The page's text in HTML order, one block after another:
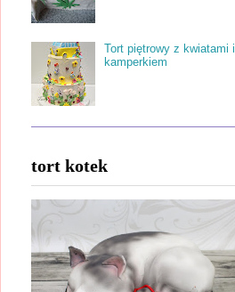
Tort piętrowy z kwiatami i
kamperkiem
tort kotek